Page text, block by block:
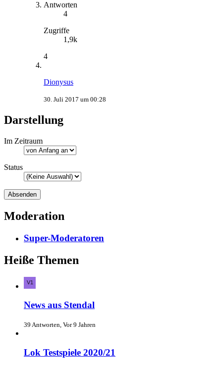
Antworten
4
Zugriffe
1,9k
4
Dionysus
30. Juli 2017 um 00:28
Darstellung
Im Zeitraum
Status
Moderation
Super-Moderatoren
Heiße Themen
News aus Stendal
39 Antworten, Vor 9 Jahren
Lok Testspiele 2020/21